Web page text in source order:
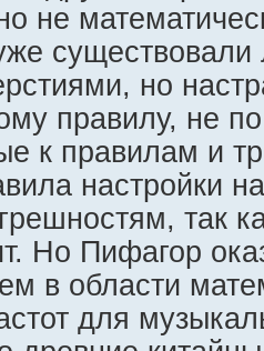
не
но
правилу, не
к правилам и
настройки
так
Но Пифагор
в области
для